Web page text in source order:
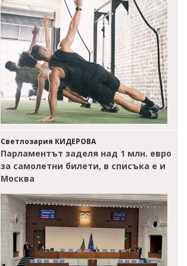
Светлозария КИДЕРОВА
Парламентът заделя над 1 млн. евро
за самолетни билети, в списъка е и
Москва